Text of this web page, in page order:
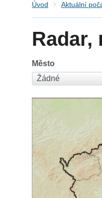
Úvod Aktuální
Radar,
Město